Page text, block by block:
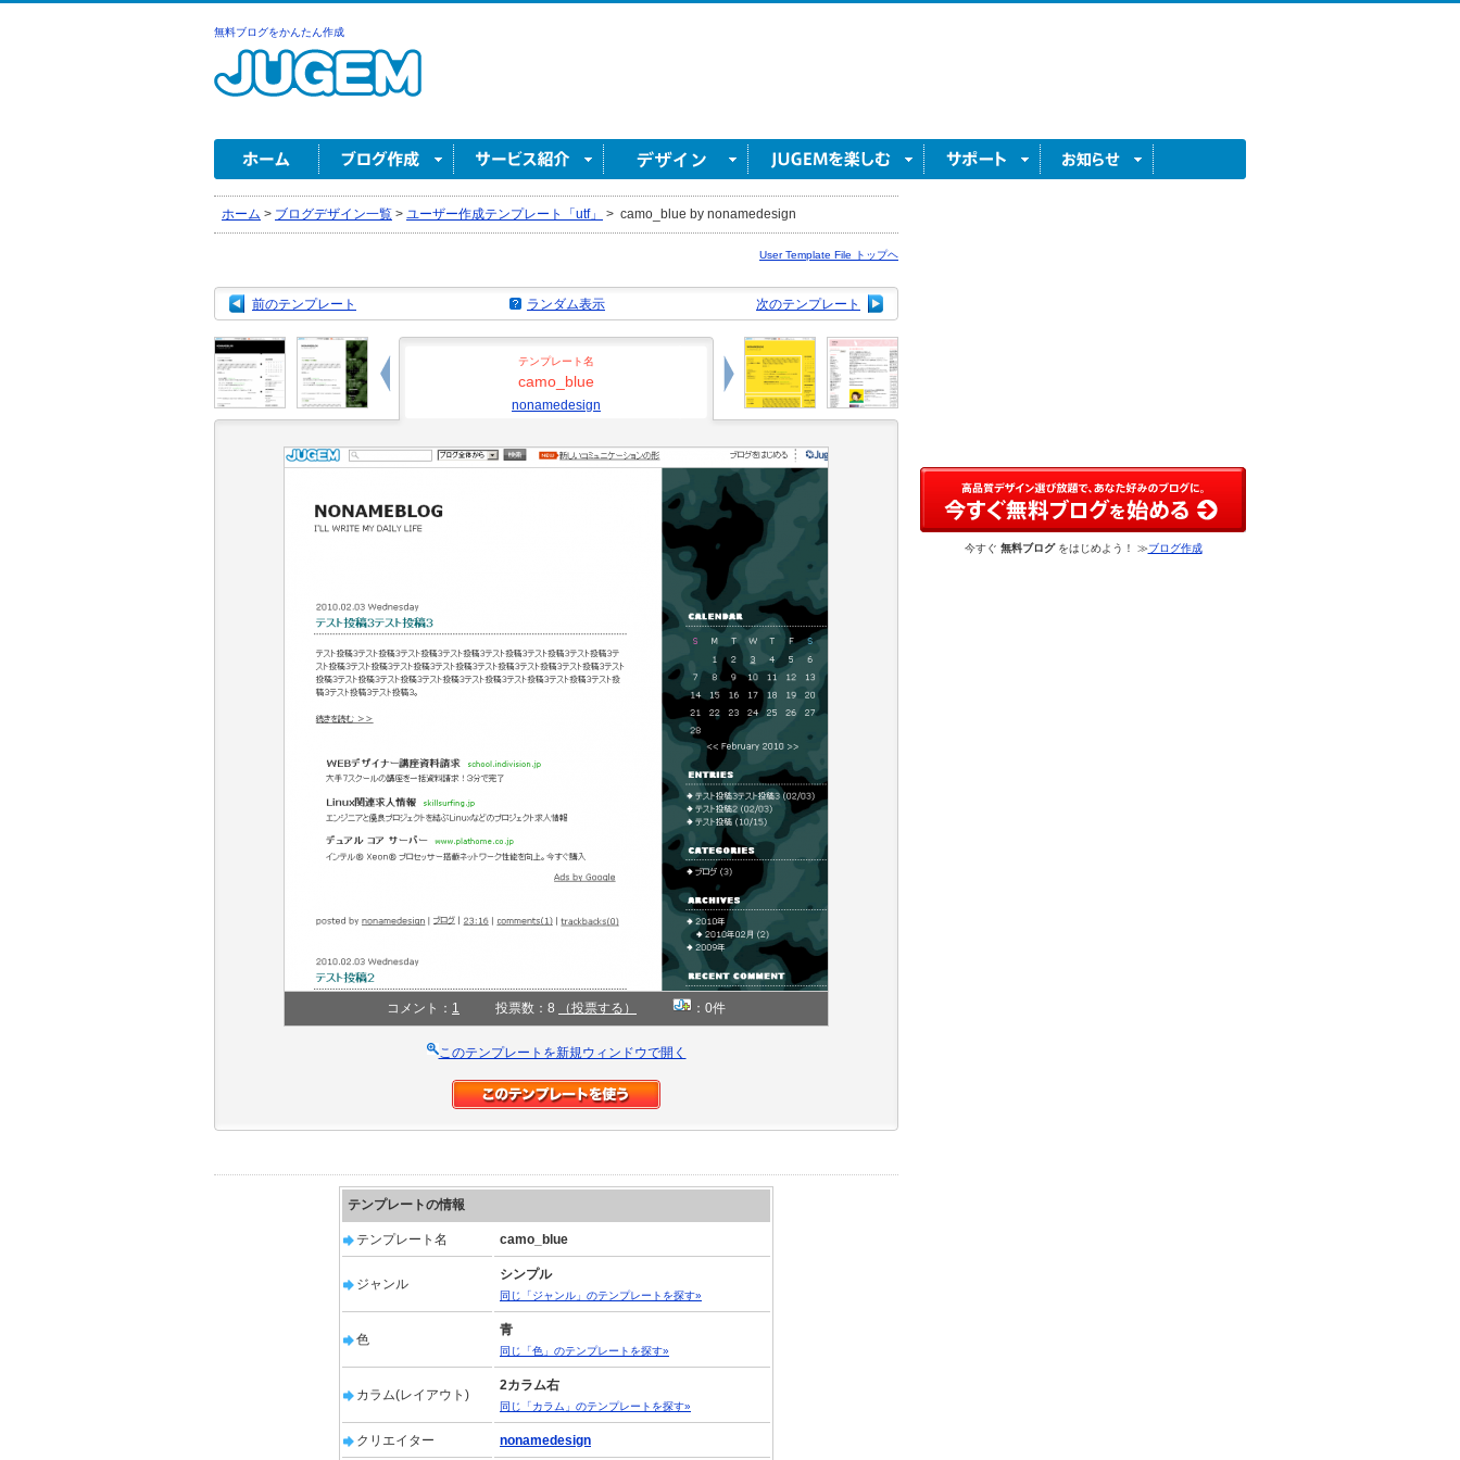
無料ブログをかんたん作成
ホーム > ブログデザイン一覧 > ユーザー作成テンプレート「utf」 > camo_blue by nonamedesign
User Template File トップヘ
前のテンプレート 次のテンプレート
ランダム表示
テンプレート名
camo_blue
nonamedesign
コメント： 1 投票数：8 （投票する） ：0件
このテンプレートを新規ウィンドウで開く
テンプレートの情報
テンプレート名 camo_blue
ジャンル
シンプル
同じ「ジャンル」のテンプレートを探す»
色
青
同じ「色」のテンプレートを探す»
カラム(レイアウト)
2カラム右
同じ「カラム」のテンプレートを探す»
クリエイター nonamedesign
今すぐ 無料ブログをはじめよう！ ≫ブログ作成